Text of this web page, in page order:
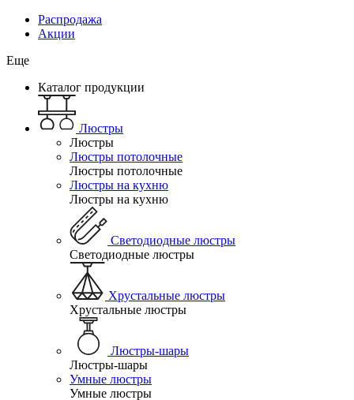
Распродажа
Акции
Еще
Каталог продукции
Люстры
Люстры
Люстры потолочные
Люстры потолочные
Люстры на кухню
Люстры на кухню
Светодиодные люстры
Светодиодные люстры
Хрустальные люстры
Хрустальные люстры
Люстры-шары
Люстры-шары
Умные люстры
Умные люстры